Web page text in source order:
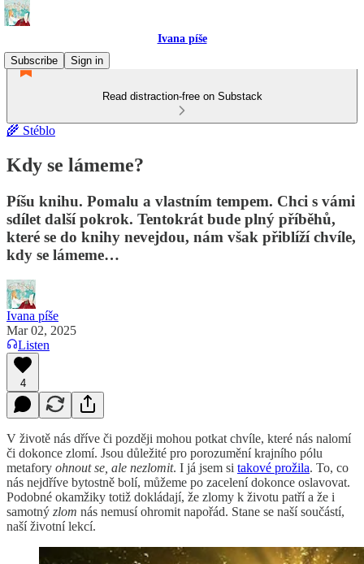
Ivana píše
Subscribe
Sign in
Read distraction-free on Substack
🌾 Stéblo
Kdy se lámeme?
Píšu knihu. Pomalu a vlastním tempem. Chci s vámi
sdílet další pokrok. Tentokrát bude plný příběhů,
které se do knihy nevejdou, nám však přiblíží chvíle,
kdy se lámeme…
Ivana píše
Mar 02, 2025
Listen
4
V životě nás dříve či později mohou potkat chvíle, které nás nalomí
či dokonce zlomí. Jsou důležité pro porozumění krajního pólu
metafory ohnout se, ale nezlomit. I já jsem si takové prožila. To, co
nás nejdříve bytostně bolí, můžeme po zacelení dokonce oslavovat.
Podobné okamžiky totiž dokládají, že zlomy k životu patří a že i
samotný zlom nás nemusí ohromit napořád. Stane se naší součástí,
naší životní lekcí.